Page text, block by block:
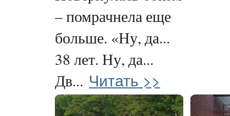
– помрачнела еще
больше. «Ну, да...
38 лет. Ну, да...
Дв... Читать >>